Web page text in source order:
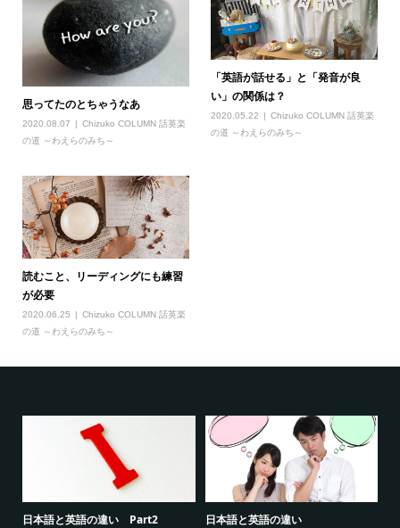
思ってたのとちゃうなあ
2020.08.07
Chizuko COLUMN 話英楽
の道 ～わえらのみち～
「英語が話せる」と「発音が良
い」の関係は？
2020.05.22
Chizuko COLUMN 話英楽
の道 ～わえらのみち～
読むこと、リーディングにも練習
が必要
2020.06.25
Chizuko COLUMN 話英楽
の道 ～わえらのみち～
日本語と英語の違い Part2 日本語と英語の違い